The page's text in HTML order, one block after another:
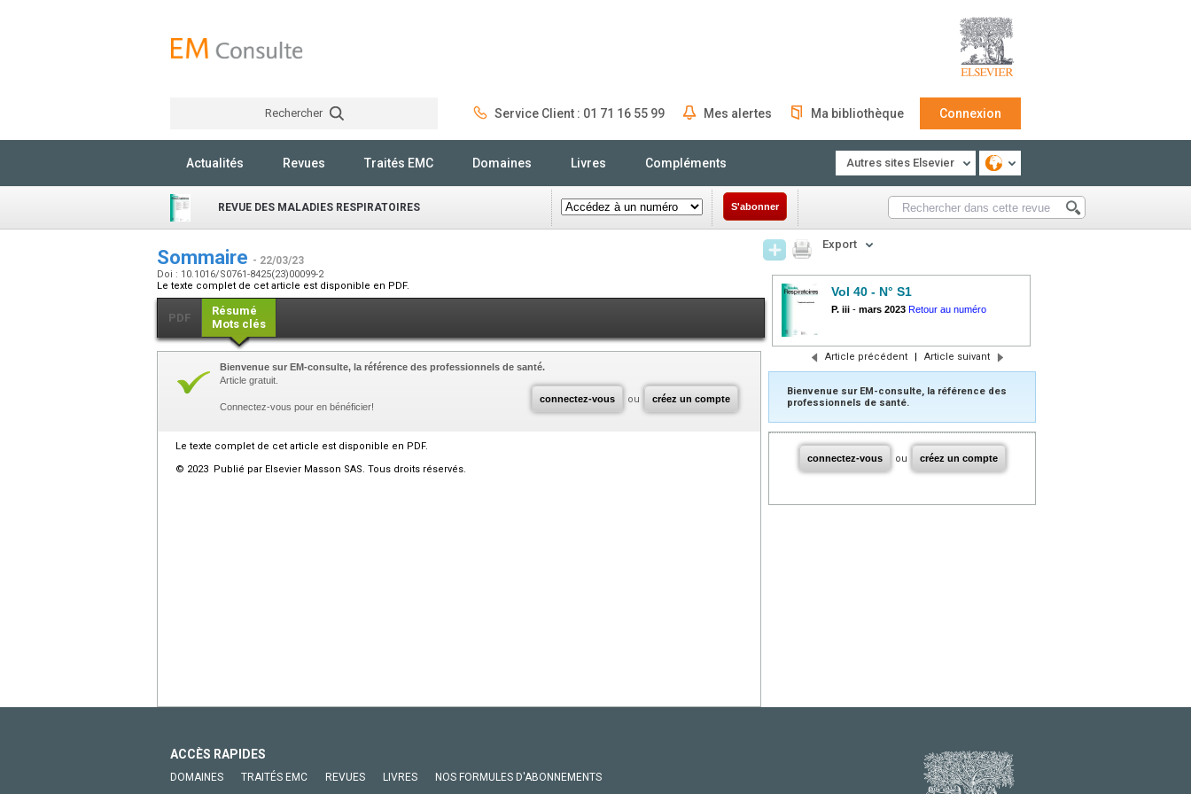
Rechercher Service Client : 01 71 16 55 99 Mes alertes Ma bibliothèque Connexion
Actualités Revues Traités EMC Domaines Livres Compléments Autres sites Elsevier
REVUE DES MALADIES RESPIRATOIRES S'abonner
Sommaire - 22/03/23
Doi : 10.1016/S0761-8425(23)00099-2
Le texte complet de cet article est disponible en PDF.
PDF
Résumé
Mots clés
connectez-vous ou créez un compte
Bienvenue sur EM-consulte, la référence des professionnels de santé.
Article gratuit.
Connectez-vous pour en bénéficier!
Le texte complet de cet article est disponible en PDF.
© 2023 Publié par Elsevier Masson SAS. Tous droits réservés.
Export
Vol 40 - N° S1
P. iii - mars 2023 Retour au numéro
Article précédent | Article suivant
Bienvenue sur EM-consulte, la référence des
professionnels de santé.
connectez-vous ou créez un compte
ACCÈS RAPIDES
DOMAINES TRAITÉS EMC REVUES LIVRES NOS FORMULES D'ABONNEMENTS